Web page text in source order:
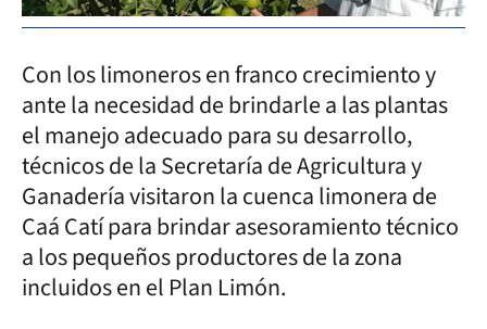
Con los limoneros en franco crecimiento y
ante la necesidad de brindarle a las plantas
el manejo adecuado para su desarrollo,
técnicos de la Secretaría de Agricultura y
Ganadería visitaron la cuenca limonera de
Caá Catí para brindar asesoramiento técnico
a los pequeños productores de la zona
incluidos en el Plan Limón.